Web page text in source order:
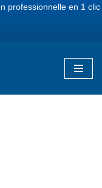
professionnelle en 1 clic